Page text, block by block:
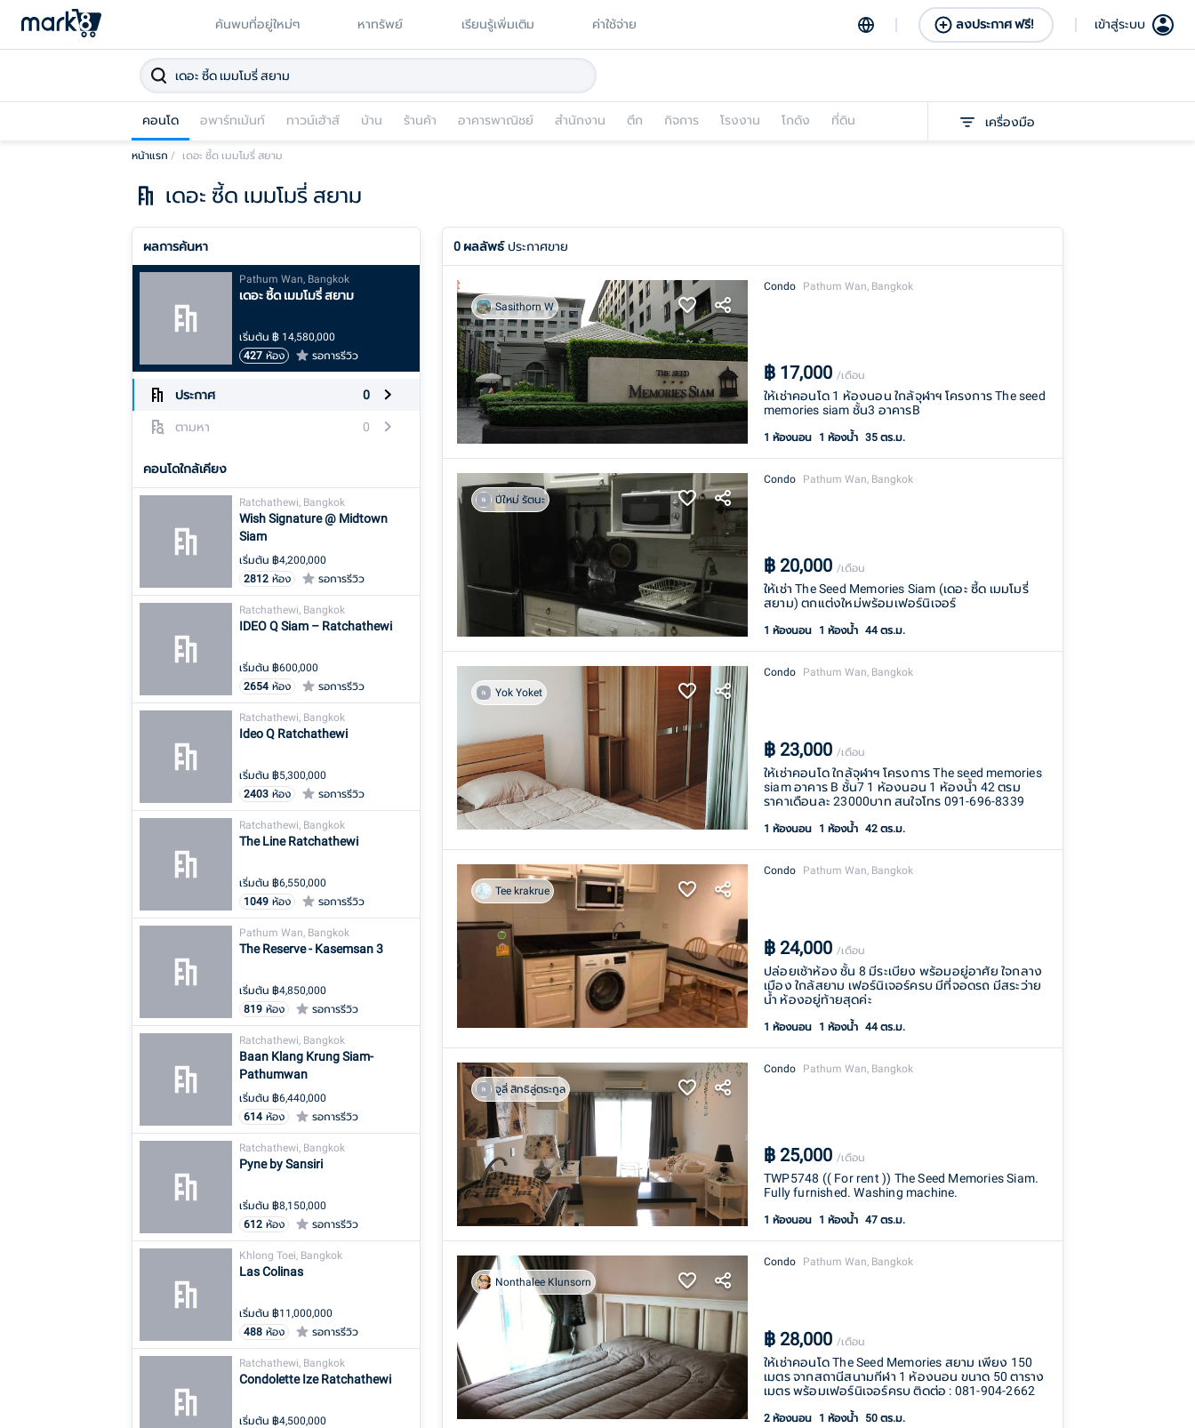
ค้นพบที่อยู่ใหม่ๆ หาทรัพย์ เรียนรู้เพิ่มเติม ค่าใช้จ่าย ลงประกาศ ฟรี! เข้าสู่ระบบ
คอนโด อพาร์ทเม้นท์ ทาวน์เฮ้าส์ บ้าน ร้านค้า อาคารพาณิชย์ สำนักงาน ตึก กิจการ โรงงาน โกดัง ที่ดิน เครื่องมือ
หน้าแรก / เดอะ ซี้ด เมมโมรี่ สยาม
เดอะ ซี้ด เมมโมรี่ สยาม
ผลการค้นหา
Pathum Wan, Bangkok
เดอะ ซี้ด เมมโมรี่ สยาม
เริ่มต้น ฿ 14,580,000
427 ห้อง รอการรีวิว
ประกาศ 0
ตามหา 0
คอนโดใกล้เคียง
Ratchathewi, Bangkok
Wish Signature @ Midtown
Siam
เริ่มต้น ฿4,200,000
2812 ห้อง รอการรีวิว
Ratchathewi, Bangkok
IDEO Q Siam – Ratchathewi
เริ่มต้น ฿600,000
2654 ห้อง รอการรีวิว
Ratchathewi, Bangkok
Ideo Q Ratchathewi
เริ่มต้น ฿5,300,000
2403 ห้อง รอการรีวิว
Ratchathewi, Bangkok
The Line Ratchathewi
เริ่มต้น ฿6,550,000
1049 ห้อง รอการรีวิว
Pathum Wan, Bangkok
The Reserve - Kasemsan 3
เริ่มต้น ฿4,850,000
819 ห้อง รอการรีวิว
Ratchathewi, Bangkok
Baan Klang Krung Siam-
Pathumwan
เริ่มต้น ฿6,440,000
614 ห้อง รอการรีวิว
Ratchathewi, Bangkok
Pyne by Sansiri
เริ่มต้น ฿8,150,000
612 ห้อง รอการรีวิว
Khlong Toei, Bangkok
Las Colinas
เริ่มต้น ฿11,000,000
488 ห้อง รอการรีวิว
Ratchathewi, Bangkok
Condolette Ize Ratchathewi
เริ่มต้น ฿4,500,000
0ผลลัพธ์ ประกาศขาย
Sasithorn W
Condo Pathum Wan, Bangkok
฿ 17,000 /เดือน
ให้เช่าคอนโด 1 ห้องนอน ใกล้จุฬาฯ โครงการ The seed
memories siam ชั้น3 อาคารB
1 ห้องนอน 1 ห้องน้ำ 35 ตร.ม.
ปีใหม่ รัตนะ
Condo Pathum Wan, Bangkok
฿ 20,000 /เดือน
ให้เช่า The Seed Memories Siam (เดอะ ซี้ด เมมโมรี่
สยาม) ตกแต่งใหม่พร้อมเฟอร์นิเจอร์
1 ห้องนอน 1 ห้องน้ำ 44 ตร.ม.
Yok Yoket
Condo Pathum Wan, Bangkok
฿ 23,000 /เดือน
ให้เช่าคอนโด ใกล้จุฬาฯ โครงการ The seed memories
siam อาคาร B ชั้น7 1 ห้องนอน 1 ห้องน้ำ 42 ตรม
ราคาเดือนละ 23000บาท สนใจโทร 091-696-8339
1 ห้องนอน 1 ห้องน้ำ 42 ตร.ม.
Tee krakrue
Condo Pathum Wan, Bangkok
฿ 24,000 /เดือน
ปล่อยเช้าห้อง ชั้น 8 มีระเบียง พร้อมอยู่อาศัย ใจกลาง
เมือง ใกล้สยาม เฟอร์นิเจอร์ครบ มีที่จอดรถ มีสระว่าย
น้ำ ห้องอยู่ท้ายสุดค่ะ
1 ห้องนอน 1 ห้องน้ำ 44 ตร.ม.
จูลี่ สิทธิลู่ตระกูล
Condo Pathum Wan, Bangkok
฿ 25,000 /เดือน
TWP5748 (( For rent )) The Seed Memories Siam.
Fully furnished. Washing machine.
1 ห้องนอน 1 ห้องน้ำ 47 ตร.ม.
Nonthalee Klunsorn
Condo Pathum Wan, Bangkok
฿ 28,000 /เดือน
ให้เช่าคอนโด The Seed Memories สยาม เพียง 150
เมตร จากสถานีสนามกีฬา 1 ห้องนอน ขนาด 50 ตาราง
เมตร พร้อมเฟอร์นิเจอร์ครบ ติดต่อ : 081-904-2662
2 ห้องนอน 1 ห้องน้ำ 50 ตร.ม.